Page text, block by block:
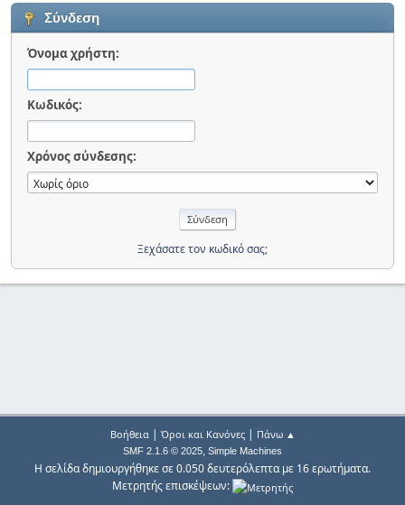
Σύνδεση
Όνομα χρήστη:
Κωδικός:
Χρόνος σύνδεσης:
Ξεχάσατε τον κωδικό σας;
Βοήθεια| Όροι και Κανόνες| Πάνω ▲
SMF 2.1.6 © 2025, Simple Machines
Η σελίδα δημιουργήθηκε σε 0.050 δευτερόλεπτα με 16 ερωτήματα.
Μετρητής επισκέψεων: